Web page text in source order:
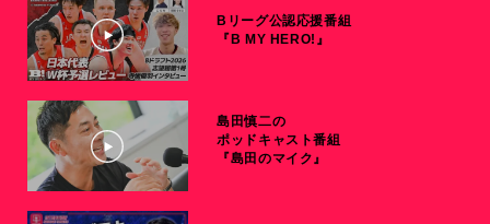
Bリーグ公認応援番組
『B MY HERO!』
島田慎二の
ポッドキャスト番組
『島田のマイク』